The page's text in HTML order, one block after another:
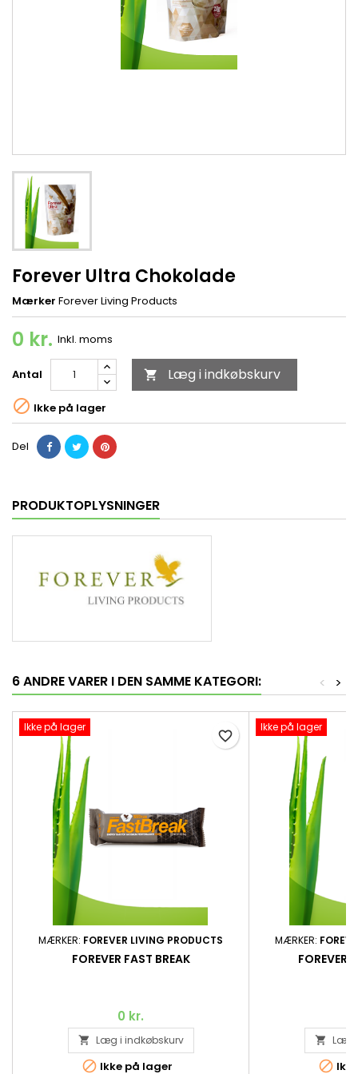
Forever Ultra Chokolade
Mærker Forever Living Products
0 kr. Inkl. moms
Antal  Læg i indkøbskurv
 Ikke på lager
Del
PRODUKTOPLYSNINGER
6 ANDRE VARER I DEN SAMME KATEGORI: >
<
Ikke på lager
MÆRKER: FOREVER LIVING PRODUCTS
FOREVER FAST BREAK
0 kr.
 Læg i indkøbskurv
 Ikke på lager
favorite_border
Ikke på lager
MÆRKER:
FOREVER
 Læg
